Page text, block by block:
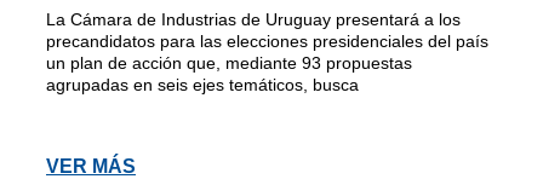
La Cámara de Industrias de Uruguay presentará a los
precandidatos para las elecciones presidenciales del país
un plan de acción que, mediante 93 propuestas
agrupadas en seis ejes temáticos, busca
VER MÁS